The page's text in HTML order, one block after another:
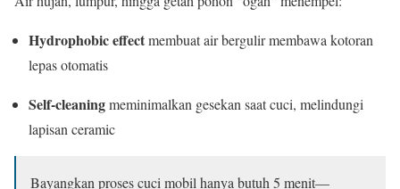
Hydrophobic effectmembuat air bergulir membawa kotoran
lepas otomatis
Self-cleaningmeminimalkan gesekan saat cuci, melindungi
lapisan ceramic
Bayangkan proses cuci mobil hanya butuh 5 menit—